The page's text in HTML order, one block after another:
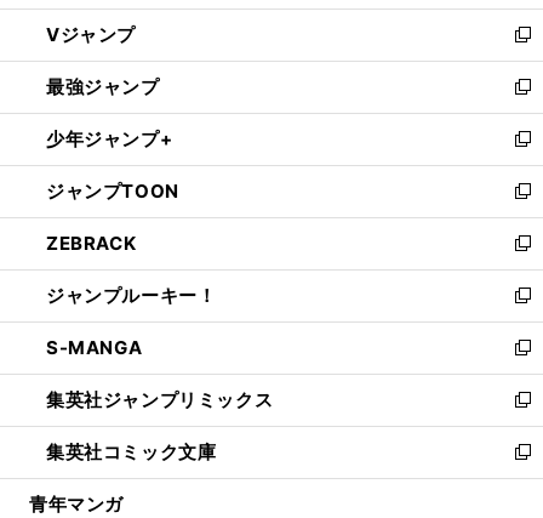
ウ
ィ
ン
ド
ウ
で
開
く
し
い
ウ
ィ
ン
ド
ウ
で
開
く
Vジャンプ
新
し
い
ウ
ィ
ン
ド
ウ
で
開
く
最強ジャンプ
新
し
い
ウ
ィ
ン
ド
ウ
で
開
く
少年ジャンプ+
新
し
い
ウ
ィ
ン
ド
ウ
で
開
く
ジャンプTOON
新
し
い
ウ
ィ
ン
ド
ウ
で
開
く
ZEBRACK
新
し
い
ウ
ィ
ン
ド
ウ
で
開
ジャンプルーキー！
新
し
い
ウ
ィ
ン
ド
ウ
S-MANGA
新
し
い
ウ
ィ
ン
集英社ジャンプリミックス
新
し
い
ウ
集英社コミック文庫
新
し
青年マンガ